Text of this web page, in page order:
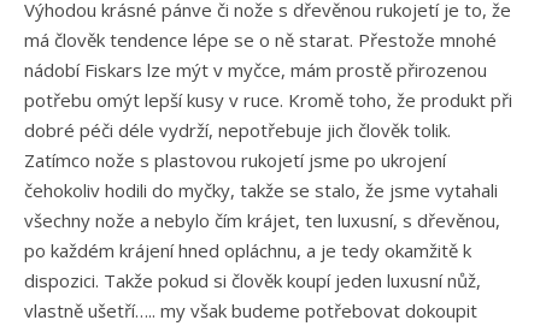
Výhodou krásné pánve či nože s dřevěnou rukojetí je to, že
má člověk tendence lépe se o ně starat. Přestože mnohé
nádobí Fiskars lze mýt v myčce, mám prostě přirozenou
potřebu omýt lepší kusy v ruce. Kromě toho, že produkt při
dobré péči déle vydrží, nepotřebuje jich člověk tolik.
Zatímco nože s plastovou rukojetí jsme po ukrojení
čehokoliv hodili do myčky, takže se stalo, že jsme vytahali
všechny nože a nebylo čím krájet, ten luxusní, s dřevěnou,
po každém krájení hned opláchnu, a je tedy okamžitě k
dispozici. Takže pokud si člověk koupí jeden luxusní nůž,
vlastně ušetří….. my však budeme potřebovat dokoupit